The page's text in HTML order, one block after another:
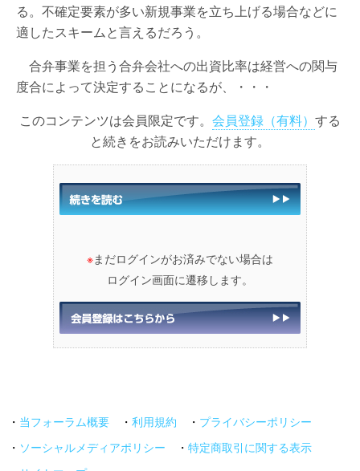
る。不確定要素が多い新規事業を立ち上げる場合などに
適したスキームと言えるだろう。
合弁事業を担う合弁会社への出資比率は経営への関与
度合によって決定することになるが、・・・
このコンテンツは会員限定です。 会員登録（有料） する
と続きをお読みいただけます。
※まだログインがお済みでない場合は
ログイン画面に遷移します。
・ 当フォーラム概要 ・ 利用規約 ・ プライバシーポリシー
・ ソーシャルメディアポリシー ・ 特定商取引に関する表示